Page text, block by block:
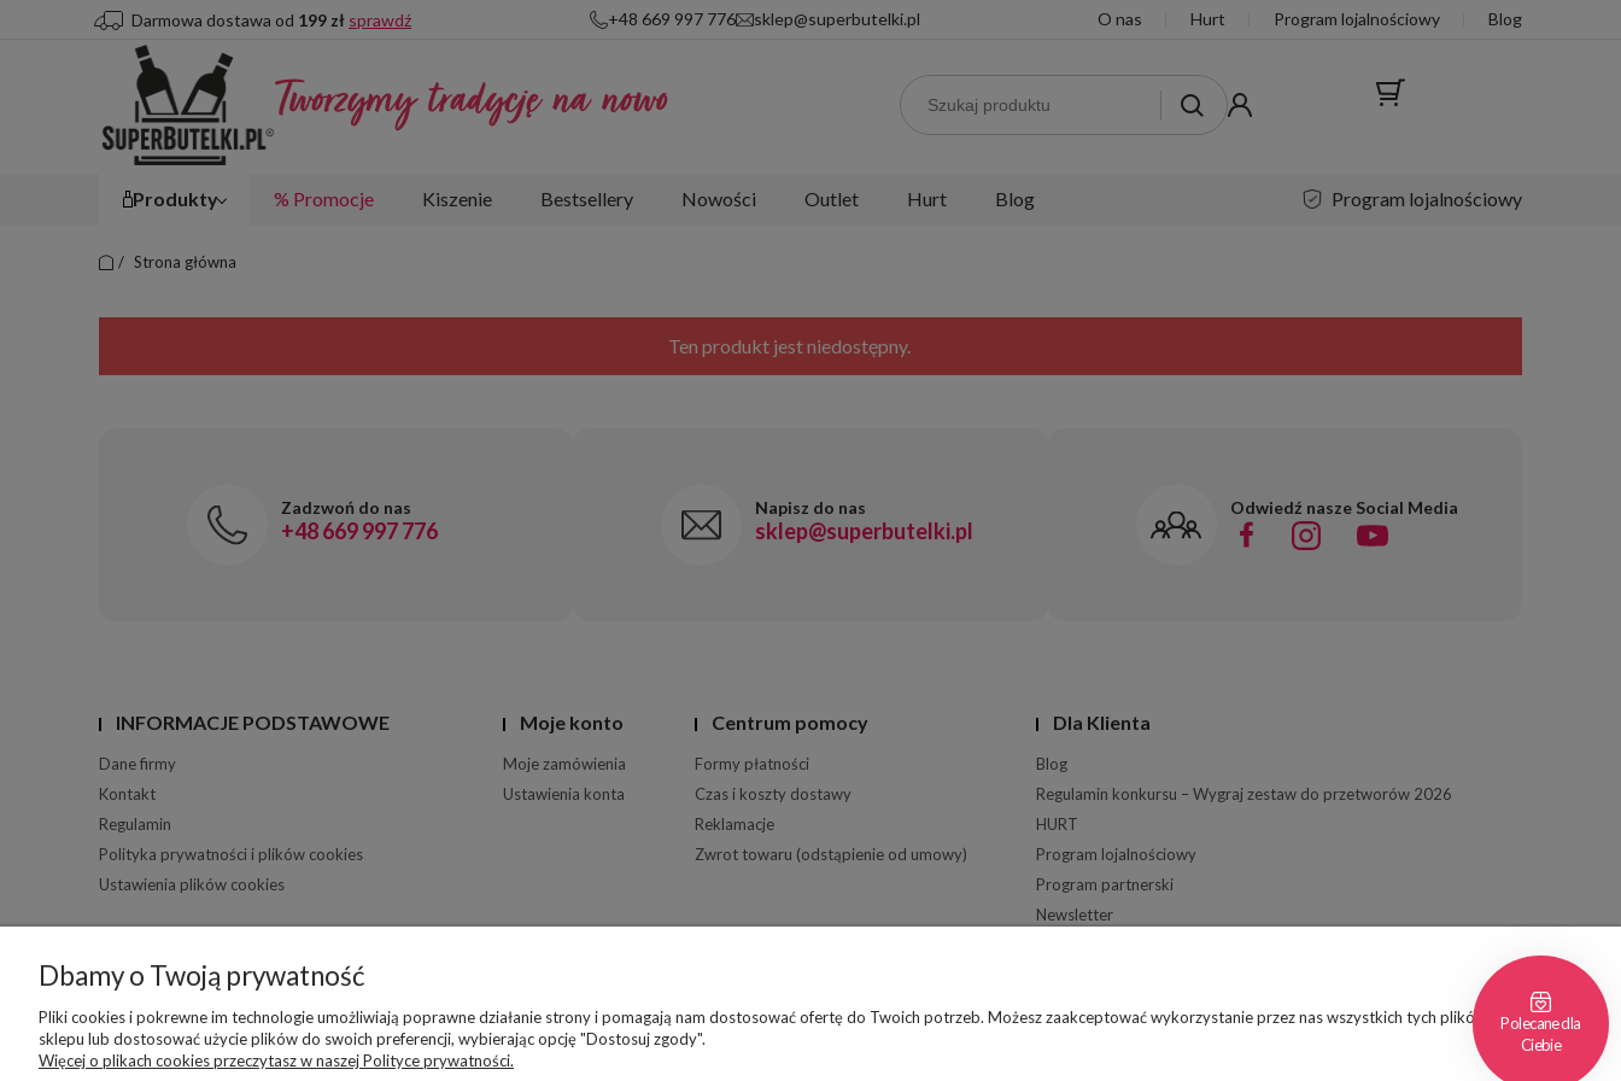
Darmowa dostawa od 199 zł sprawdź +48 669 997 776 sklep@superbutelki.pl O nas Hurt Program lojalnościowy Blog
produkty % promocje kiszenie bestsellery nowości outlet hurt blog program lojalnościowy
/ Strona główna
Ten produkt jest niedostępny.
Zadzwoń do nas
+48 669 997 776
Napisz do nas
sklep@superbutelki.pl
Odwiedź nasze Social Media
INFORMACJE PODSTAWOWE
Dane firmy
Kontakt
Regulamin
Polityka prywatności i plików cookies
Ustawienia plików cookies
Moje konto
Moje zamówienia
Ustawienia konta
Centrum pomocy
Formy płatności
Czas i koszty dostawy
Reklamacje
Zwrot towaru (odstąpienie od umowy)
Dla Klienta
Blog
Regulamin konkursu – Wygraj zestaw do przetworów 2026
HURT
Program lojalnościowy
Program partnerski
Newsletter
Dbamy o Twoją prywatność
Pliki cookies i pokrewne im technologie umożliwiają poprawne działanie strony i pomagają nam dostosować ofertę do Twoich potrzeb. Możesz zaakceptować wykorzystanie przez nas wszystkich tych plików i przejść do
sklepu lub dostosować użycie plików do swoich preferencji, wybierając opcję "Dostosuj zgody".
Więcej o plikach cookies przeczytasz w naszej Polityce prywatności.